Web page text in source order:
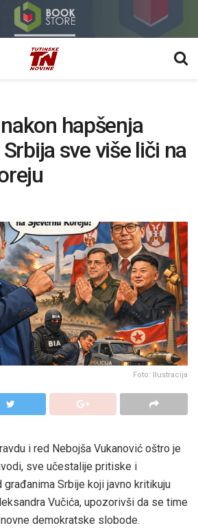
hapšenja
sve više liči na
Foto: Ilustracija
i red Nebojša Vukanović oštro je
sve učestalije pritiske i
Srbije koji javno kritikuju
Vučića, upozorivši da se time
demokratske slobode.